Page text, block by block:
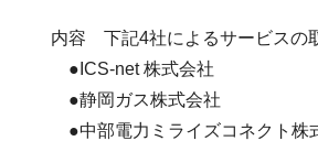
内容 下記4社によるサービスの
●ICS-net 株式会社
●静岡ガス株式会社
●中部電力ミライズコネクト株